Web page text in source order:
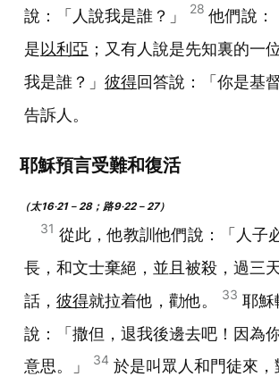
說：「人說我是誰？」
28 他們說：
是以利亞 ；又有人說是先知裏的一
我是誰？」 彼得回答說：「你是基
告訴人。
耶穌預言受難和復活
（太16‧21－28；路9‧22－27）
31 從此，他教訓他們說：「人子
長，和文士棄絕，並且被殺，過三
話， 彼得就拉着他，勸他。 33 耶穌
說：「撒但，退我後邊去吧！因為
意思。」
34 於是叫眾人和門徒來，